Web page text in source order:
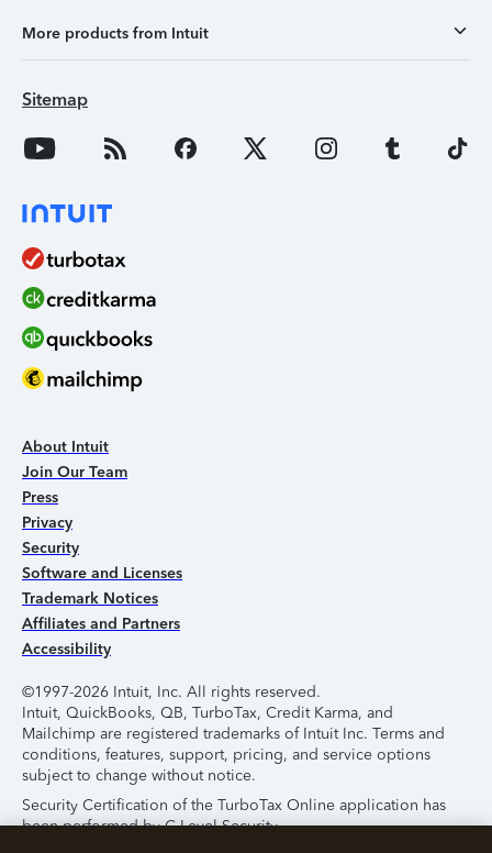
More products from Intuit
Sitemap
About Intuit
Join Our Team
Press
Privacy
Security
Software and Licenses
Trademark Notices
Affiliates and Partners
Accessibility
©1997-2026 Intuit, Inc. All rights reserved.
Intuit, QuickBooks, QB, TurboTax, Credit Karma, and
Mailchimp are registered trademarks of Intuit Inc. Terms and
conditions, features, support, pricing, and service options
subject to change without notice.
Security Certification of the TurboTax Online application has
been performed by C-Level Security.